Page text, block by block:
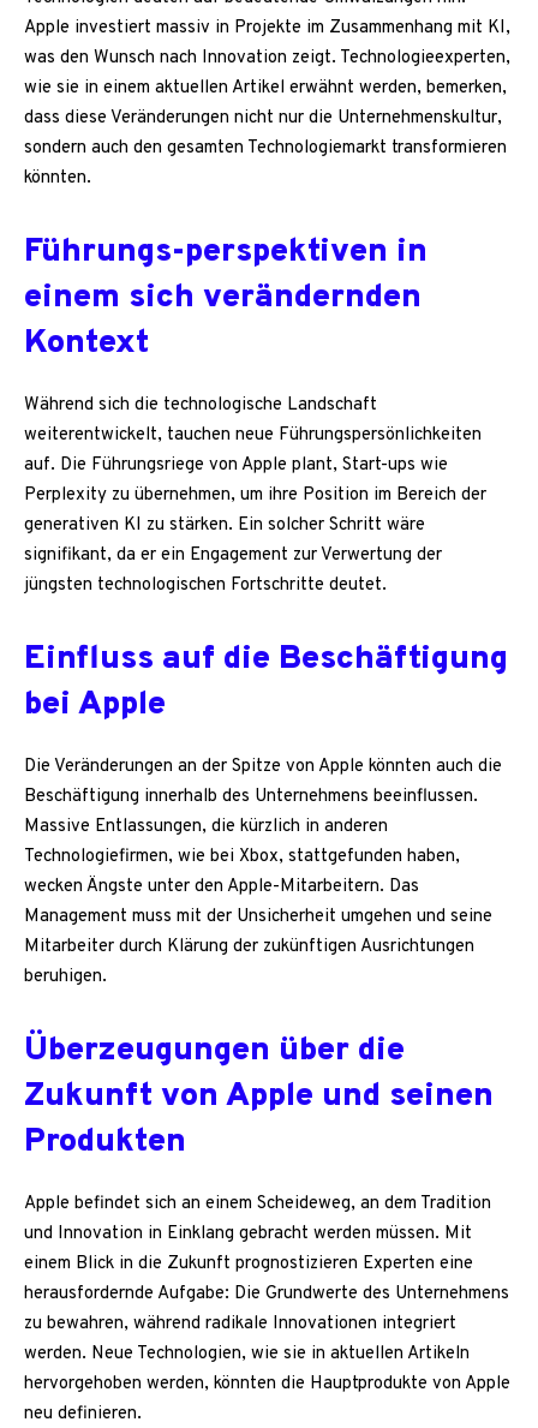
Apple investiert massiv in Projekte im Zusammenhang mit KI,
was den Wunsch nach Innovation zeigt. Technologieexperten,
wie sie in einem aktuellen Artikel erwähnt werden, bemerken,
dass diese Veränderungen nicht nur die Unternehmenskultur,
sondern auch den gesamten Technologiemarkt transformieren
könnten.
Führungs-perspektiven in
einem sich verändernden
Kontext
Während sich die technologische Landschaft
weiterentwickelt, tauchen neue Führungspersönlichkeiten
auf. Die Führungsriege von Apple plant, Start-ups wie
Perplexity zu übernehmen, um ihre Position im Bereich der
generativen KI zu stärken. Ein solcher Schritt wäre
signifikant, da er ein Engagement zur Verwertung der
jüngsten technologischen Fortschritte deutet.
Einfluss auf die Beschäftigung
bei Apple
Die Veränderungen an der Spitze von Apple könnten auch die
Beschäftigung innerhalb des Unternehmens beeinflussen.
Massive Entlassungen, die kürzlich in anderen
Technologiefirmen, wie bei Xbox, stattgefunden haben,
wecken Ängste unter den Apple-Mitarbeitern. Das
Management muss mit der Unsicherheit umgehen und seine
Mitarbeiter durch Klärung der zukünftigen Ausrichtungen
beruhigen.
Überzeugungen über die
Zukunft von Apple und seinen
Produkten
Apple befindet sich an einem Scheideweg, an dem Tradition
und Innovation in Einklang gebracht werden müssen. Mit
einem Blick in die Zukunft prognostizieren Experten eine
herausfordernde Aufgabe: Die Grundwerte des Unternehmens
zu bewahren, während radikale Innovationen integriert
werden. Neue Technologien, wie sie in aktuellen Artikeln
hervorgehoben werden, könnten die Hauptprodukte von Apple
neu definieren.